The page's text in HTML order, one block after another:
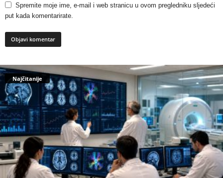
Spremite moje ime, e-mail i web stranicu u ovom pregledniku sljedeći
put kada komentarirate.
Najčitanije